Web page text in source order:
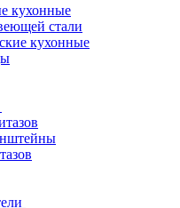
кухонные
стали
кухонные